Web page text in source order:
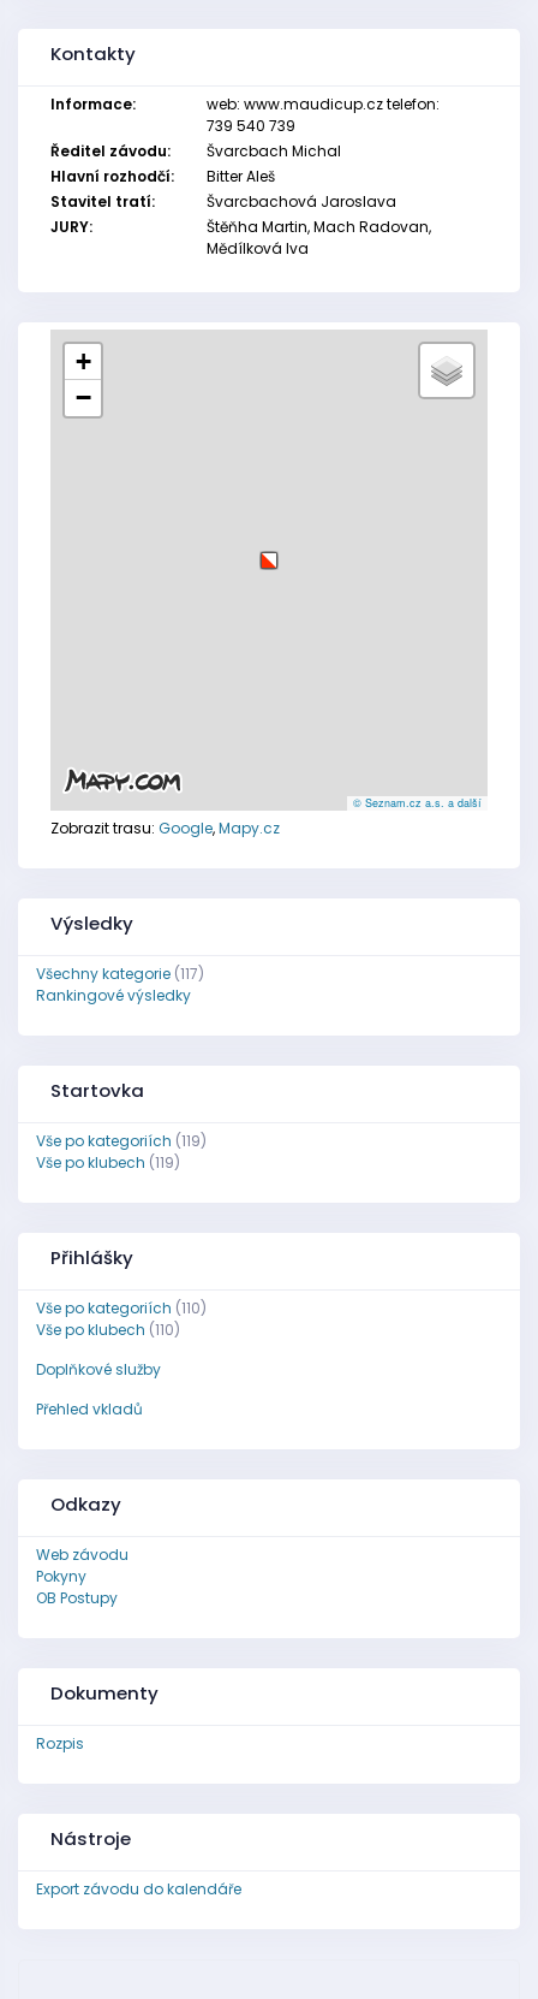
Kontakty
Informace:
web: www.maudicup.cz telefon:
739 540 739
Ředitel závodu:
Švarcbach Michal
Hlavní rozhodčí:
Bitter Aleš
Stavitel tratí:
Švarcbachová Jaroslava
JURY:
Štěňha Martin, Mach Radovan,
Mědílková Iva
+
−
© Seznam.cz a.s. a další
Zobrazit trasu: Google,Mapy.cz
Výsledky
Všechny kategorie(117)
Rankingové výsledky
Startovka
Vše po kategoriích (119)
Vše po klubech (119)
Přihlášky
Vše po kategoriích (110)
Vše po klubech (110)
Doplňkové služby
Přehled vkladů
Odkazy
Web závodu
Pokyny
OB Postupy
Dokumenty
Rozpis
Nástroje
Export závodu do kalendáře